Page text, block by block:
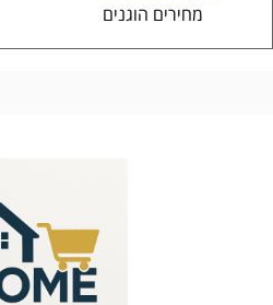
מחירים הוגנים